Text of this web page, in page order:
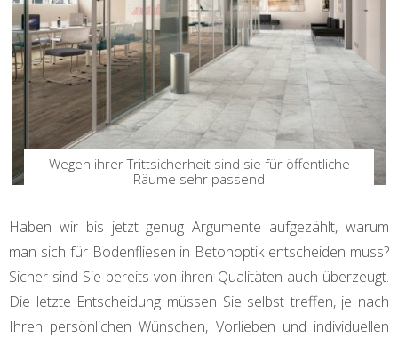
Wegen ihrer Trittsicherheit sind sie für öffentliche
Räume sehr passend
Haben wir bis jetzt genug Argumente aufgezählt, warum
man sich für Bodenfliesen in Betonoptik entscheiden muss?
Sicher sind Sie bereits von ihren Qualitäten auch überzeugt.
Die letzte Entscheidung müssen Sie selbst treffen, je nach
Ihren persönlichen Wünschen, Vorlieben und individuellen